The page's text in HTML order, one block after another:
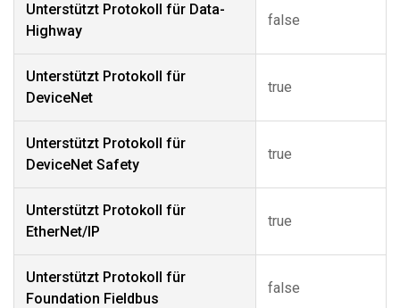
Unterstützt Protokoll für Data-
Highway
false
Unterstützt Protokoll für
DeviceNet
true
Unterstützt Protokoll für
DeviceNet Safety
true
Unterstützt Protokoll für
EtherNet/IP
true
Unterstützt Protokoll für
Foundation Fieldbus
false